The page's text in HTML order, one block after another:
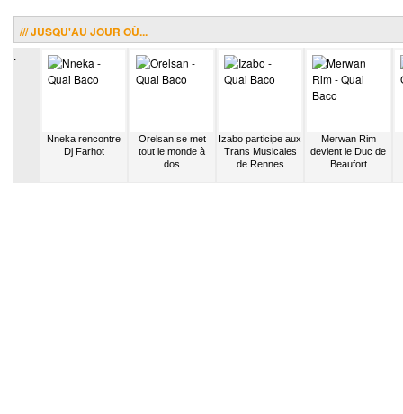
/// JUSQU'AU JOUR OÙ...
.
Nneka rencontre
Dj Farhot
Orelsan se met
tout le monde à
dos
Izabo participe aux
Trans Musicales
de Rennes
Merwan Rim
devient le Duc de
Beaufort